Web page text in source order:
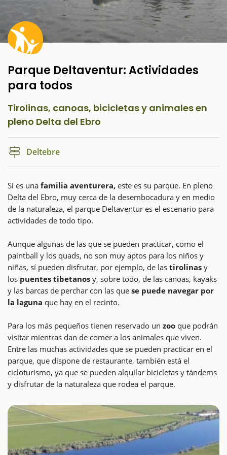
Parque Deltaventur: Actividades
para todos
Tirolinas, canoas, bicicletas y animales en
pleno Delta del Ebro
Deltebre
Si es una familia aventurera, este es su parque. En pleno
Delta del Ebro, muy cerca de la desembocadura y en medio
de la naturaleza, el parque Deltaventur es el escenario para
actividades de todo tipo.
Aunque algunas de las que se pueden practicar, como el
paintball y los quads, no son muy aptos para los niños y
niñas, sí pueden disfrutar, por ejemplo, de las tirolinas y
los puentes tibetanos y, sobre todo, de las canoas, kayaks
y las barcas de perchar con las que se puede navegar por
la laguna que hay en el recinto.
Para los más pequeños tienen reservado un zoo que podrán
visitar mientras dan de comer a los animales que viven.
Entre las muchas actividades que se pueden practicar en el
parque, que dispone de restaurante, también está el
cicloturismo, ya que se pueden alquilar bicicletas y tándems
y disfrutar de la naturaleza que rodea el parque.